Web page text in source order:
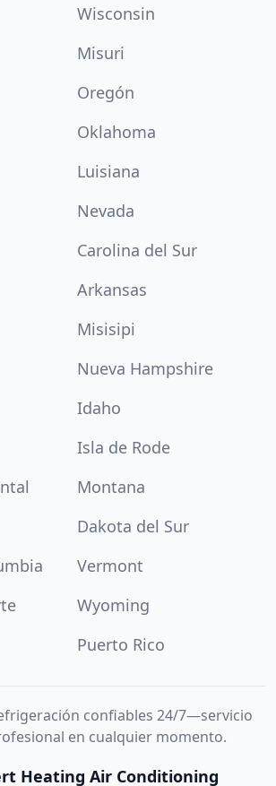
Wisconsin
Misuri
Oregón
Oklahoma
Luisiana
Nevada
Carolina del Sur
Arkansas
Misisipi
Nueva Hampshire
Idaho
Isla de Rode
Montana
Dakota del Sur
Vermont
Wyoming
Puerto Rico
confiables 24/7—servicio
en cualquier momento.
Heating Air Conditioning